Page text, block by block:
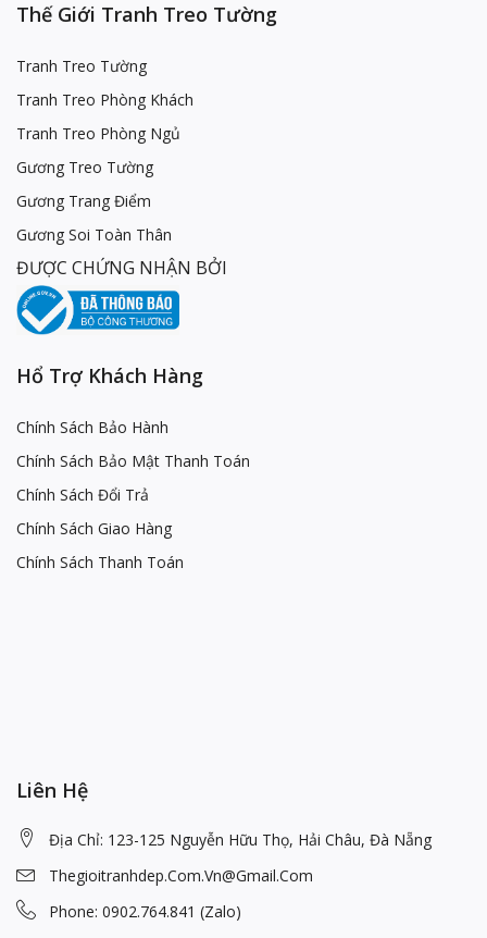
Thế Giới Tranh Treo Tường
Tranh Treo Tường
Tranh Treo Phòng Khách
Tranh Treo Phòng Ngủ
Gương Treo Tường
Gương Trang Điểm
Gương Soi Toàn Thân
ĐƯỢC CHỨNG NHẬN BỞI
Hổ Trợ Khách Hàng
Chính Sách Bảo Hành
Chính Sách Bảo Mật Thanh Toán
Chính Sách Đổi Trả
Chính Sách Giao Hàng
Chính Sách Thanh Toán
Liên Hệ
Địa Chỉ: 123-125 Nguyễn Hữu Thọ, Hải Châu, Đà Nẵng
Thegioitranhdep.com.vn@gmail.com
Phone: 0902.764.841 (Zalo)